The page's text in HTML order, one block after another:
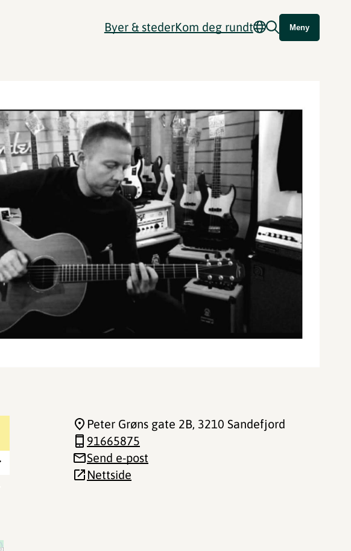
Byer & stederKom deg rundt Meny
Peter Grøns gate 2B, 3210 Sandefjord
91665875
Send e-post
Nettside